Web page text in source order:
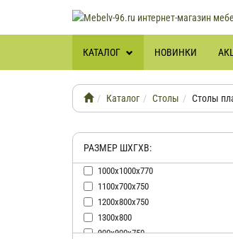
КАТАЛОГ НОВИНКИ
Каталог Столы Столы
РАЗМЕР ШХГХВ:
1000х1000х770
1100х700х750
1200х800х750
1300х800
900х900х750